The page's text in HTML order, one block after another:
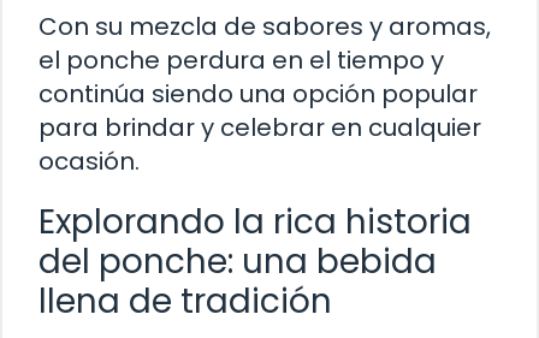
Con su mezcla de sabores y aromas,
el ponche perdura en el tiempo y
continúa siendo una opción popular
para brindar y celebrar en cualquier
ocasión.
Explorando la rica historia
del ponche: una bebida
llena de tradición